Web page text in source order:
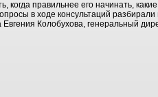
правильнее его начинать, какие
в ходе консультаций
Колобухова, генеральный